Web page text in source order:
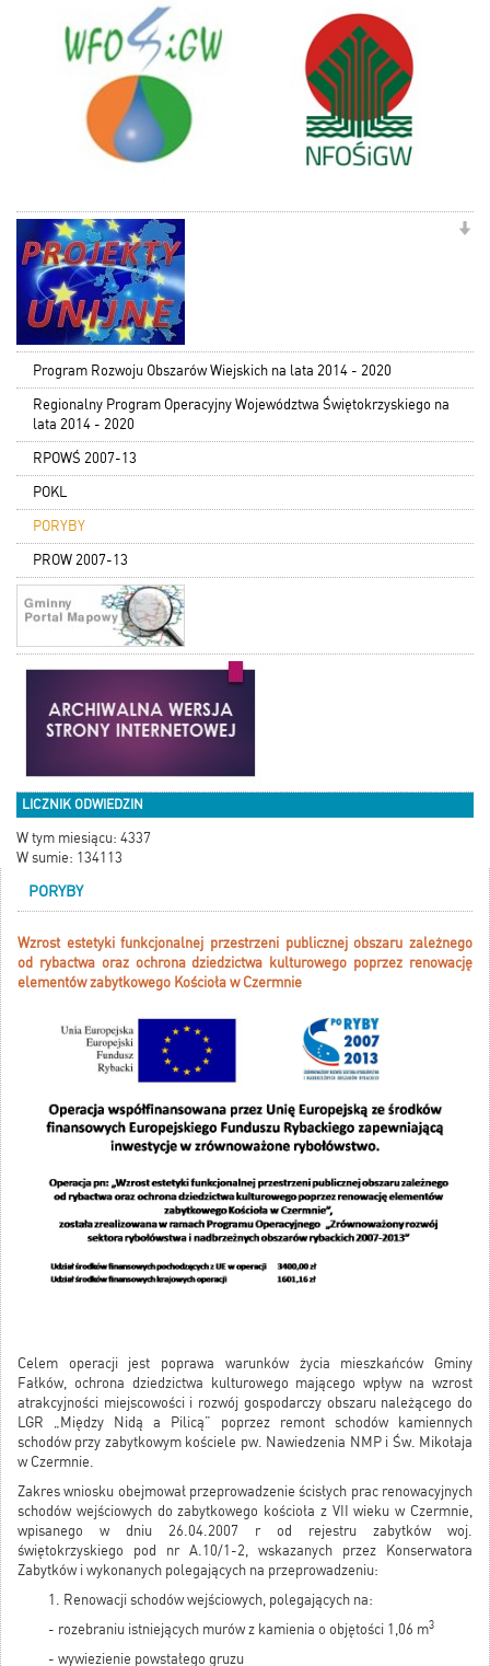
Program Rozwoju Obszarów Wiejskich na lata 2014 - 2020
Regionalny Program Operacyjny Województwa Świętokrzyskiego na
lata 2014 - 2020
RPOWŚ 2007-13
POKL
PORYBY
PROW 2007-13
LICZNIK ODWIEDZIN
W tym miesiącu: 4337
W sumie: 134113
PORYBY
Wzrost estetyki funkcjonalnej przestrzeni publicznej obszaru zależnego
od rybactwa oraz ochrona dziedzictwa kulturowego poprzez renowację
elementów zabytkowego Kościoła w Czermnie
Celem operacji jest poprawa warunków życia mieszkańców Gminy
Fałków, ochrona dziedzictwa kulturowego mającego wpływ na wzrost
atrakcyjności miejscowości i rozwój gospodarczy obszaru należącego do
LGR „Między Nidą a Pilicą” poprzez remont schodów kamiennych
schodów przy zabytkowym kościele pw. Nawiedzenia NMP i Św. Mikołaja
w Czermnie.
Zakres wniosku obejmował przeprowadzenie ścisłych prac renowacyjnych
schodów wejściowych do zabytkowego kościoła z VII wieku w Czermnie,
wpisanego w dniu 26.04.2007 r od rejestru zabytków woj.
świętokrzyskiego pod nr A.10/1-2, wskazanych przez Konserwatora
Zabytków i wykonanych polegających na przeprowadzeniu:
1. Renowacji schodów wejściowych, polegających na:
- rozebraniu istniejących murów z kamienia o objętości 1,06 m3
- wywiezienie powstałego gruzu